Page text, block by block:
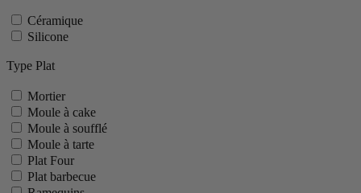
Céramique
Silicone
Type Plat
Mortier
Moule à cake
Moule à soufflé
Moule à tarte
Plat Four
Plat barbecue